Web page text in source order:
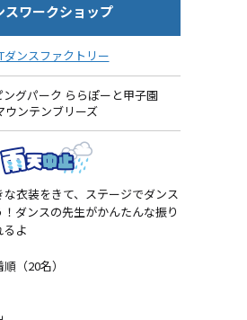
スワークショップ
ダンスファクトリー
グパーク ららぽーと甲子園
ウンテンブリーズ
衣装をきて、ステージでダンス
ダンスの先生がかんたんな振り
よ
（20名）